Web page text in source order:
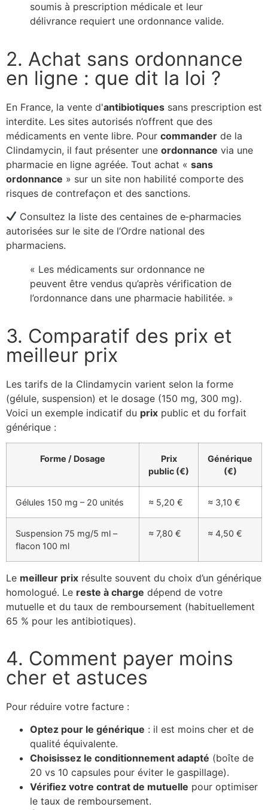
soumis à prescription médicale et leur
délivrance requiert une ordonnance valide.
2. Achat sans ordonnance
en ligne : que dit la loi ?
En France, la vente d'antibiotiques sans prescription est
interdite. Les sites autorisés n’offrent que des
médicaments en vente libre. Pour commander de la
Clindamycin, il faut présenter une ordonnance via une
pharmacie en ligne agréée. Tout achat « sans
ordonnance » sur un site non habilité comporte des
risques de contrefaçon et des sanctions.
Consultez la liste des centaines de e‐pharmacies
autorisées sur le site de l’Ordre national des
pharmaciens.
« Les médicaments sur ordonnance ne
peuvent être vendus qu’après vérification de
l’ordonnance dans une pharmacie habilitée. »
3. Comparatif des prix et
meilleur prix
Les tarifs de la Clindamycin varient selon la forme
(gélule, suspension) et le dosage (150 mg, 300 mg).
Voici un exemple indicatif du prix public et du forfait
générique :
Forme / Dosage
Prix
public (€)
Générique
(€)
Gélules 150 mg – 20 unités ≈ 5,20 € ≈ 3,10 €
Suspension 75 mg/5 ml –
flacon 100 ml
≈ 7,80 € ≈ 4,50 €
Le meilleur prix résulte souvent du choix d’un générique
homologué. Le reste à charge dépend de votre
mutuelle et du taux de remboursement (habituellement
65 % pour les antibiotiques).
4. Comment payer moins
cher et astuces
Pour réduire votre facture :
Optez pour le générique : il est moins cher et de
qualité équivalente.
Choisissez le conditionnement adapté (boîte de
20 vs 10 capsules pour éviter le gaspillage).
Vérifiez votre contrat de mutuelle pour optimiser
le taux de remboursement.